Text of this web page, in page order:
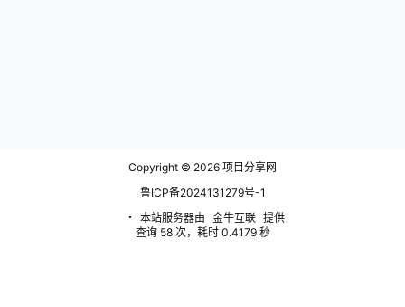
Copyright © 2026 项目分享网
鲁ICP备2024131279号-1
・ 本站服务器由 金牛互联 提供
查询 58 次，耗时 0.4179 秒